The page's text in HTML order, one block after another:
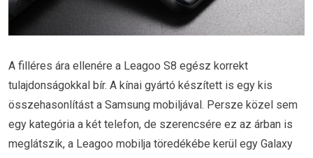
A filléres ára ellenére a Leagoo S8 egész korrekt
tulajdonságokkal bír. A kínai gyártó készített is egy kis
összehasonlítást a Samsung mobiljával. Persze közel sem
egy kategória a két telefon, de szerencsére ez az árban is
meglátszik, a Leagoo mobilja töredékébe kerül egy Galaxy